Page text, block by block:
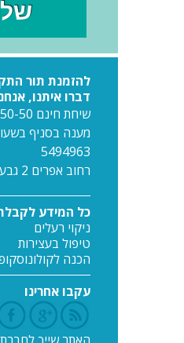
להזמנת תור
דברו איתנו,
שיחת חינם 1800-60-50-50
5494963
רחוב אפרים 2 גבעת שמואל
כל המידע
ניקוי רעלים
טיפול בעצירות
הכנה
עקבו אחרינו
האתר שייך לחברת